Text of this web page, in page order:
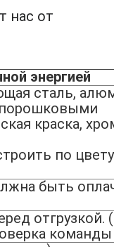
нас от
энергией
сталь,
краска,
по цвету
быть
отгрузкой.
команды